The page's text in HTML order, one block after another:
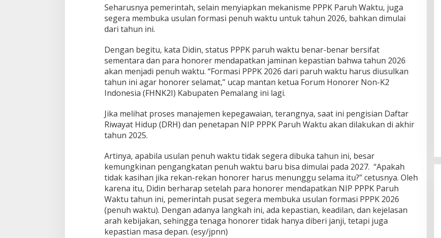
S
e
l
a
t
Seharusnya pemerintah, selain menyiapkan mekanisme PPPK Paruh Waktu, juga
segera membuka usulan formasi penuh waktu untuk tahun 2026, bahkan dimulai
dari tahun ini.
Dengan begitu, kata Didin, status PPPK paruh waktu benar-benar bersifat
sementara dan para honorer mendapatkan jaminan kepastian bahwa tahun 2026
akan menjadi penuh waktu. “Formasi PPPK 2026 dari paruh waktu harus diusulkan
tahun ini agar honorer selamat,” ucap mantan ketua Forum Honorer Non-K2
Indonesia (FHNK2I) Kabupaten PemaIang ini lagi.
Jika melihat proses manajemen kepegawaian, terangnya, saat ini pengisian Daftar
Riwayat Hidup (DRH) dan penetapan NIP PPPK Paruh Waktu akan dilakukan di akhir
tahun 2025.
Artinya, apabila usulan penuh waktu tidak segera dibuka tahun ini, besar
kemungkinan pengangkatan penuh waktu baru bisa dimulai pada 2027. “Apakah
tidak kasihan jika rekan-rekan honorer harus menunggu selama itu?” cetusnya. Oleh
karena itu, Didin berharap setelah para honorer mendapatkan NIP PPPK Paruh
Waktu tahun ini, pemerintah pusat segera membuka usulan formasi PPPK 2026
(penuh waktu). Dengan adanya langkah ini, ada kepastian, keadilan, dan kejelasan
arah kebijakan, sehingga tenaga honorer tidak hanya diberi janji, tetapi juga
kepastian masa depan. (esy/jpnn)